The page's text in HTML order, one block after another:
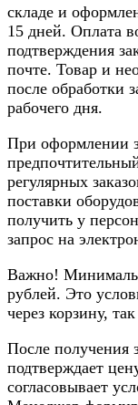
складе и
15 дней. Оплата
подтверждения
почте. Товар и
после обработки
рабочего дня.
При оформлении
регулярных
поставки
получить у
запрос на
Важно!
рублей. Это
через корзину,
После получения
подтверждает
согласовывает